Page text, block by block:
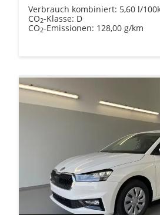
Verbrauch kombiniert: 5,60 l/
CO2-Klasse: D
CO2-Emissionen: 128,00 g/km